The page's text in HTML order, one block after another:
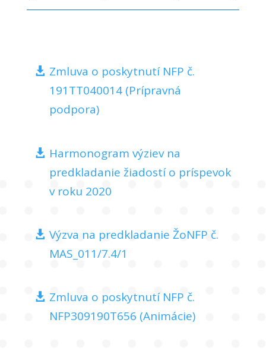
Zmluva o poskytnutí NFP č.
191TT040014 (Prípravná
podpora)
Harmonogram výziev na
predkladanie žiadostí o príspevok
v roku 2020
Výzva na predkladanie ŽoNFP č.
MAS_011/7.4/1
Zmluva o poskytnutí NFP č.
NFP309190T656 (Animácie)